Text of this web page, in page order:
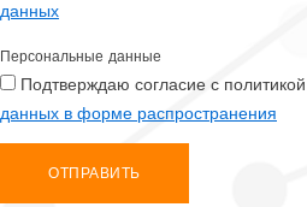
данных
Персональные данные
Подтверждаю согласие с
данных в форме распространения
ОТПРАВИТЬ